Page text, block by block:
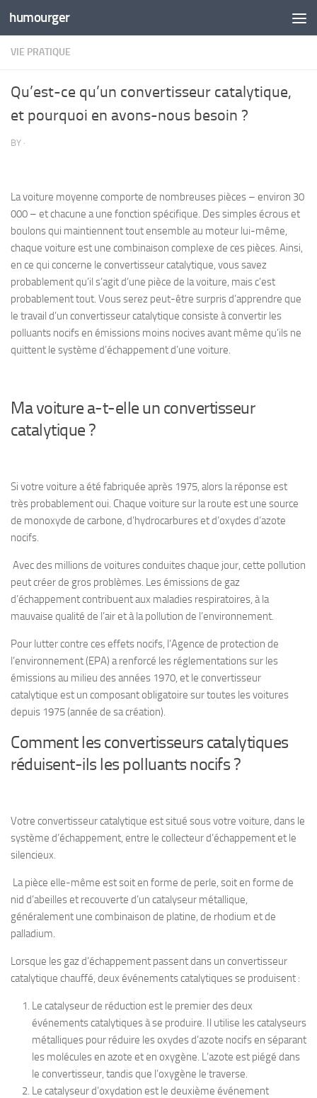
Skip to content
humourger
VIE PRATIQUE
Qu’est-ce qu’un convertisseur catalytique,
et pourquoi en avons-nous besoin ?
BY ·
La voiture moyenne comporte de nombreuses pièces – environ 30
000 – et chacune a une fonction spécifique. Des simples écrous et
boulons qui maintiennent tout ensemble au moteur lui-même,
chaque voiture est une combinaison complexe de ces pièces. Ainsi,
en ce qui concerne le convertisseur catalytique, vous savez
probablement qu’il s’agit d’une pièce de la voiture, mais c’est
probablement tout. Vous serez peut-être surpris d’apprendre que
le travail d’un convertisseur catalytique consiste à convertir les
polluants nocifs en émissions moins nocives avant même qu’ils ne
quittent le système d’échappement d’une voiture.
Ma voiture a-t-elle un convertisseur
catalytique ?
Si votre voiture a été fabriquée après 1975, alors la réponse est
très probablement oui. Chaque voiture sur la route est une source
de monoxyde de carbone, d’hydrocarbures et d’oxydes d’azote
nocifs.
Avec des millions de voitures conduites chaque jour, cette pollution
peut créer de gros problèmes. Les émissions de gaz
d’échappement contribuent aux maladies respiratoires, à la
mauvaise qualité de l’air et à la pollution de l’environnement.
Pour lutter contre ces effets nocifs, l’Agence de protection de
l’environnement (EPA) a renforcé les réglementations sur les
émissions au milieu des années 1970, et le convertisseur
catalytique est un composant obligatoire sur toutes les voitures
depuis 1975 (année de sa création).
Comment les convertisseurs catalytiques
réduisent-ils les polluants nocifs ?
Votre convertisseur catalytique est situé sous votre voiture, dans le
système d’échappement, entre le collecteur d’échappement et le
silencieux.
La pièce elle-même est soit en forme de perle, soit en forme de
nid d’abeilles et recouverte d’un catalyseur métallique,
généralement une combinaison de platine, de rhodium et de
palladium.
Lorsque les gaz d’échappement passent dans un convertisseur
catalytique chauffé, deux événements catalytiques se produisent :
Le catalyseur de réduction est le premier des deux
événements catalytiques à se produire. Il utilise les catalyseurs
métalliques pour réduire les oxydes d’azote nocifs en séparant
les molécules en azote et en oxygène. L’azote est piégé dans
le convertisseur, tandis que l’oxygène le traverse.
Le catalyseur d’oxydation est le deuxième événement